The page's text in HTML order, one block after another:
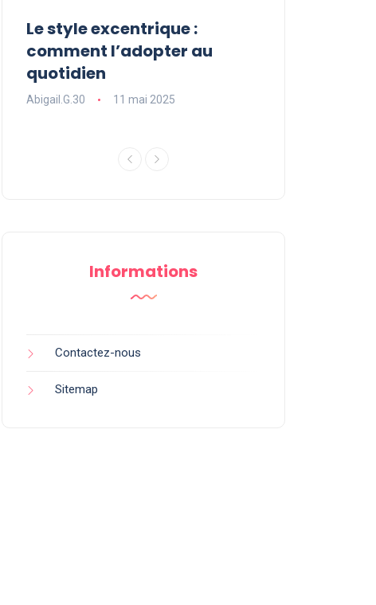
Le style excentrique :
comment l’adopter au
quotidien
Abigail.G.30 11 mai 2025
Informations
Contactez-nous
Sitemap